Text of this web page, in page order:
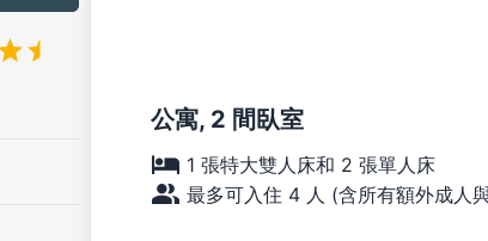
公寓, 2 間臥室
1 張特大雙人床和 2 張單人床
最多可入住 4 人 (含所有額外成人